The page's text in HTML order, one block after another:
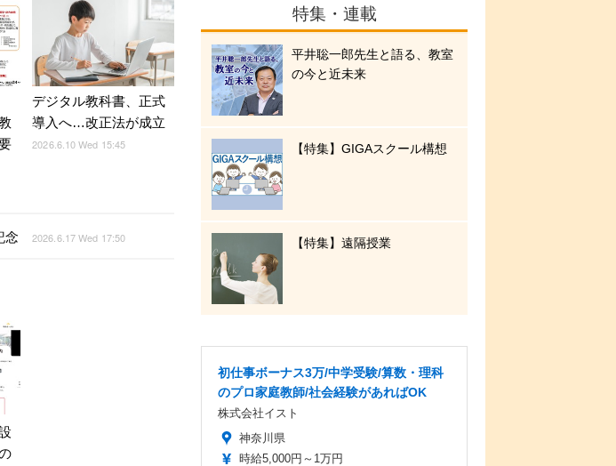
デジタル教科書、正式
導入へ…改正法が成立
2026.6.10 Wed 15:45
念 2026.6.17 Wed 17:50
特集・連載
平井聡一郎先生と語る、教室
の今と近未来
【特集】GIGAスクール構想
【特集】遠隔授業
初仕事ボーナス3万/中学受験/算数・理科
のプロ家庭教師/社会経験があればOK
株式会社イスト
神奈川県
時給5,000円～1万円